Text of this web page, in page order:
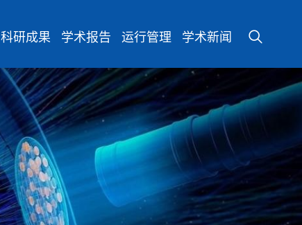
科研成果 学术报告 运行管理 学术新闻